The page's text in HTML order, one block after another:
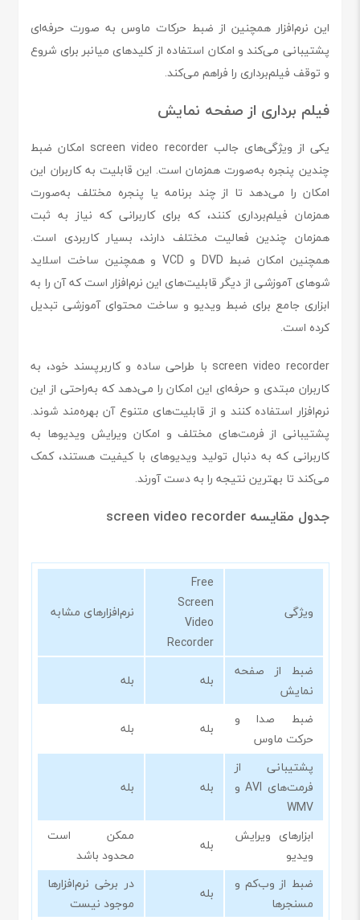
این نرم‌افزار همچنین از ضبط حرکات ماوس به صورت حرفه‌ای
پشتیبانی می‌کند و امکان استفاده از کلیدهای میانبر برای شروع
و توقف فیلم‌برداری را فراهم می‌کند.
فیلم برداری از صفحه نمایش
یکی از ویژگی‌های جالب screen video recorder امکان ضبط
چندین پنجره به‌صورت همزمان است. این قابلیت به کاربران این
امکان را می‌دهد تا از چند برنامه یا پنجره مختلف به‌صورت
همزمان فیلم‌برداری کنند، که برای کاربرانی که نیاز به ثبت
همزمان چندین فعالیت مختلف دارند، بسیار کاربردی است.
همچنین امکان ضبط DVD و VCD و همچنین ساخت اسلاید
شوهای آموزشی از دیگر قابلیت‌های این نرم‌افزار است که آن را به
ابزاری جامع برای ضبط ویدیو و ساخت محتوای آموزشی تبدیل
کرده است.
screen video recorder با طراحی ساده و کاربرپسند خود، به
کاربران مبتدی و حرفه‌ای این امکان را می‌دهد که به‌راحتی از این
نرم‌افزار استفاده کنند و از قابلیت‌های متنوع آن بهره‌مند شوند.
پشتیبانی از فرمت‌های مختلف و امکان ویرایش ویدیوها به
کاربرانی که به دنبال تولید ویدیوهای با کیفیت هستند، کمک
می‌کند تا بهترین نتیجه را به دست آورند.
جدول مقایسه screen video recorder
ویژگی
Free
Screen
Video
Recorder
نرم‌افزارهای مشابه
ضبط از صفحه
نمایش
بله
بله
ضبط صدا و
حرکت ماوس
بله
بله
پشتیبانی از
فرمت‌های AVI و
WMV
بله بله
ابزارهای ویرایش
ویدیو
بله
ممکن است
محدود باشد
ضبط از وب‌کم و
مسنجرها
بله
در برخی نرم‌افزارها
موجود نیست